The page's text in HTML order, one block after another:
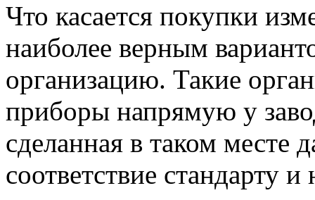
Что касается покупки
наиболее верным
организацию. Такие
приборы напрямую у
сделанная в таком месте
соответствие стандарту